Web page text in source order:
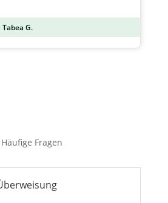
Tabea G.
Häufige Fragen